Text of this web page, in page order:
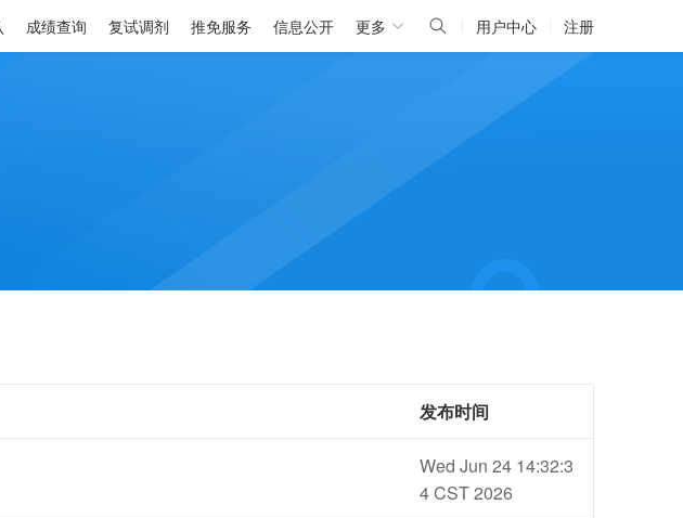
成绩查询 复试调剂 推免服务 信息公开 更多 用户中心 注册
发布时间
Wed Jun 24 14:32:3
4 CST 2026